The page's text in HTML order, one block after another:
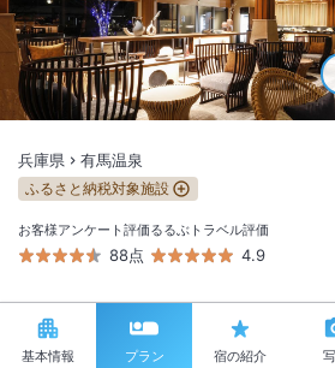
兵庫県 有馬温泉
ふるさと納税対象施設
お客様アンケート評価
88点
るるぶトラベル評価
4.9
基本情報 プラン 宿の紹介